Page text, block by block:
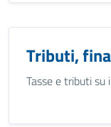
Tributi,
Tasse e tributi su